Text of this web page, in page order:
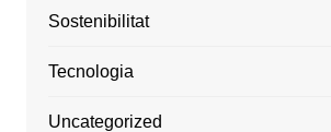
Sostenibilitat
Tecnologia
Uncategorized